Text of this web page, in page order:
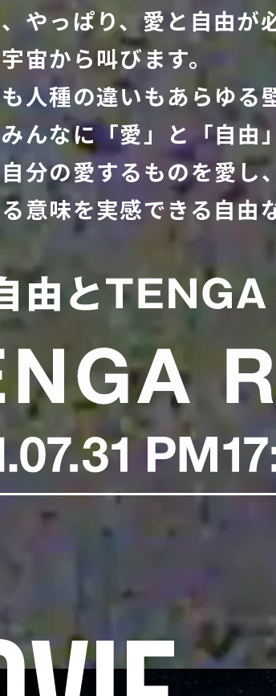
やっぱり、愛と⾃由が
宙から叫びます。
⼈種の違いもあらゆる
んなに「愛」と「⾃由
分の愛するものを愛し、
意味を実感できる⾃由